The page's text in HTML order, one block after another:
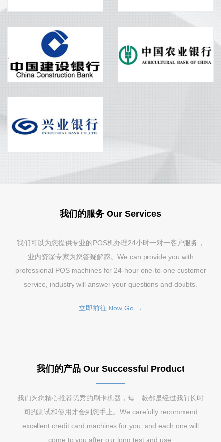
我们的服务 Our Services
我们可以为您提供专业的POS机办理24小时一对一客户服务，
业内资深专家为您答疑解惑。We can provide you with
professional POS machines for 24-hour one-to-one customer
service, industry will answer your questions and doubts.
立即前往 Now Go →
我们的产品 Our Successful Product
我们为您精心推荐优秀的刷卡机器，每一款都是经过我们长时
间的测试和使用才会到您手上。We carefully recommend
excellent credit card machines for you, and each one will
come to you after our long test and use.